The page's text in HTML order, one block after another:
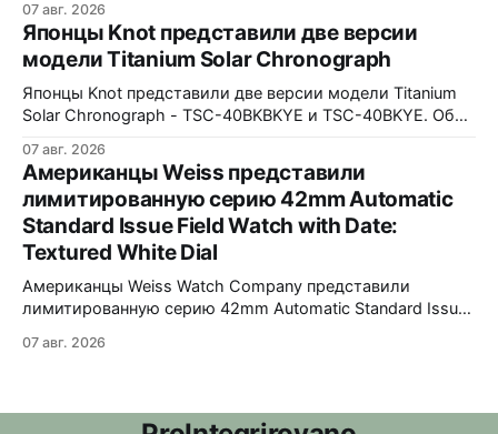
стекло 2,5 мм с антибликом. Крышка с гравировкой
дайверской маски. Соответствует стандарту MIL-STD-
810H. Водозащита 300 метров. 40x41,5 мм Seiko VH31A
кварц На черном каучуковом ремешке
07 авг. 2026
Японцы Knot представили две версии
модели Titanium Solar Chronograph
Японцы Knot представили две версии модели Titanium
Solar Chronograph - TSC-40BKBKYE и TSC-40BKYE. Обе
у TSC-40BKBKYE жёлтые акценты на чёрном
циферблате, у TSC-40BKYE - полностью жёлтый
циферблат. Логотип Knot также выполнен в жёлтом
цвете. Часы продаются в комплекте с силиконовым
ремешком.
07 авг. 2026
Американцы Weiss представили
лимитированную серию 42mm Automatic
Standard Issue Field Watch with Date:
Textured White Dial
Американцы Weiss Watch Company представили
лимитированную серию 42mm Automatic Standard Issue
честь пяти лет работы бренда в Нэшвилле вручную
часовая, минутная и секундная стрелки, подсветка
07 авг. 2026